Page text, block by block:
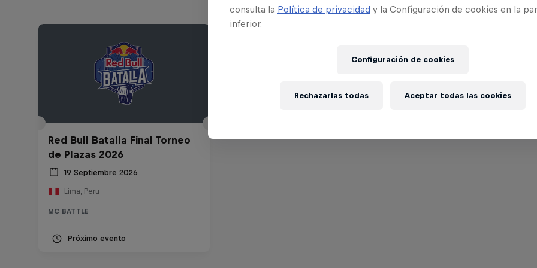
Red Bull Batalla Final Torneo
de Plazas 2026
19 Septiembre 2026
Lima, Peru
MC BATTLE
Próximo evento
consulta la Política de privacidad y la Configuración de cookies en la
inferior.
Configuración de cookies
Rechazarlas todas Aceptar todas las cookies